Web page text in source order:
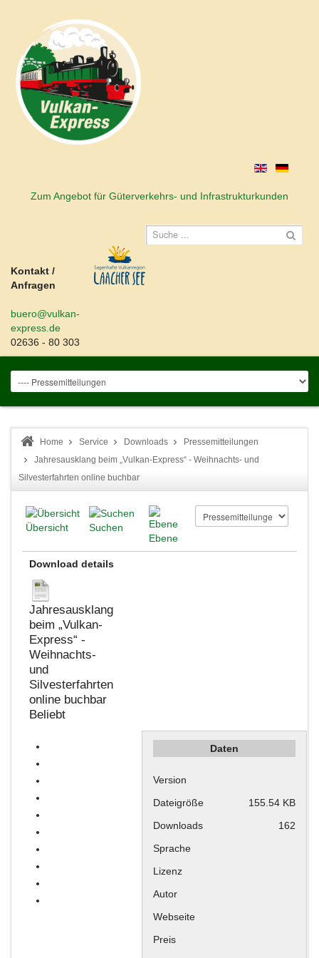
Zum Angebot für Güterverkehrs- und Infrastrukturkunden
Kontakt /
Anfragen
buero@vulkan-
express.de
02636 - 80 303
Home Service Downloads
Pressemitteilungen
Jahresausklang beim „Vulkan-Express“ - Weihnachts- und
Silvesterfahrten online buchbar
Übersicht
Suchen
Ebene
Download details
Jahresausklang
beim „Vulkan-
Express“ -
Weihnachts-
und
Silvesterfahrten
online buchbar
Beliebt
Daten
Version
Dateigröße
155.54 KB
Downloads
162
Sprache
Lizenz
Autor
Webseite
Preis